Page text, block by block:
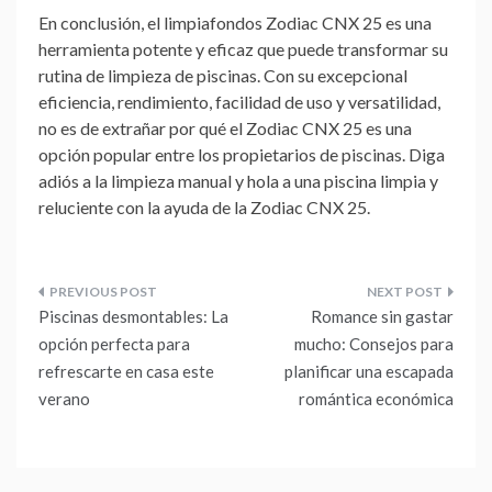
En conclusión, el limpiafondos Zodiac CNX 25 es una
herramienta potente y eficaz que puede transformar su
rutina de limpieza de piscinas. Con su excepcional
eficiencia, rendimiento, facilidad de uso y versatilidad,
no es de extrañar por qué el Zodiac CNX 25 es una
opción popular entre los propietarios de piscinas. Diga
adiós a la limpieza manual y hola a una piscina limpia y
reluciente con la ayuda de la Zodiac CNX 25.
Navegación
de
entradas
Piscinas desmontables: La
opción perfecta para
refrescarte en casa este
verano
Romance sin gastar
mucho: Consejos para
planificar una escapada
romántica económica